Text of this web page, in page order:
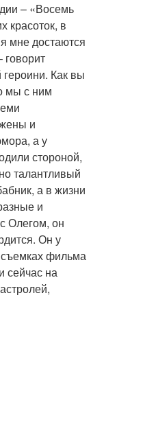
– «Восемь
красоток, в
мне достаются
Как вы
мы с ним
и
а у
стороной,
талантливый
а в жизни
и
Олегом, он
Он у
съемках фильма
сейчас на